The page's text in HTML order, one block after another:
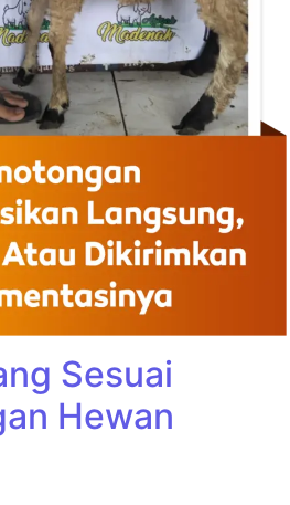
Sesuai
Hewan